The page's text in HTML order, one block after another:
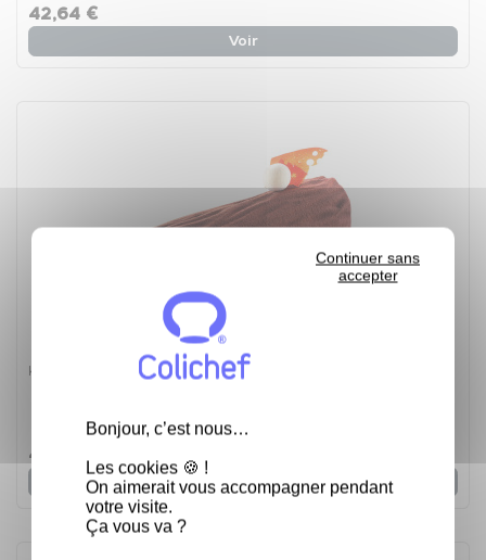
Bonjour, c’est nous…
Les cookies 🍪 !
On aimerait vous accompagner pendant
votre visite.
Ça vous va ?
Continuer sans
accepter
42,64 €
Voir
Kit moule à bûche + tapis décor Bois - Kit + tapis
5
42,64 €
Voir